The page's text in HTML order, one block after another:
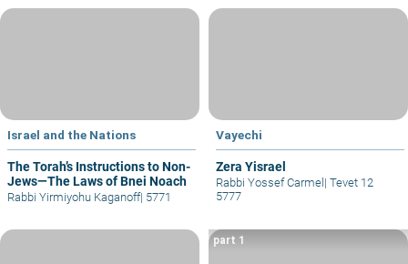
Israel and the Nations
The Torah’s Instructions to Non-
Jews—The Laws of Bnei Noach
Rabbi Yirmiyohu Kaganoff| 5771
Vayechi
Zera Yisrael
Rabbi Yossef Carmel| Tevet 12
5777
part 1